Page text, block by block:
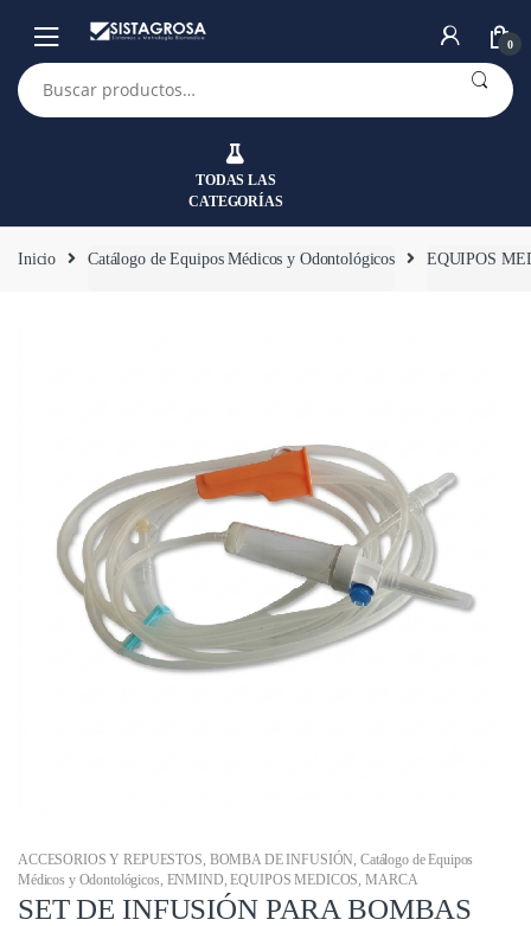
navegación
contenido
0
Buscar
por:
TODAS LAS
CATEGORÍAS
Inicio Catálogo de Equipos Médicos y Odontológicos EQUIPOS
ACCESORIOS Y REPUESTOS, BOMBA DE INFUSIÓN,Catálogo de Equipos
Médicos y Odontológicos, ENMIND,EQUIPOS MEDICOS,MARCA
SET DE INFUSIÓN PARA BOMBAS